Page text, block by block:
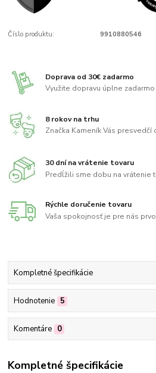
Číslo produktu: 9910880546
Doprava od 30€ zadarmo
Využite dopravu úplne zadarmo
8 rokov na trhu
Značka Kameník Vás presvedčí
30 dní na vrátenie tovaru
Predĺžili sme dobu na vrátenie
Rýchle doručenie tovaru
Vaša spokojnosť je pre nás
Kompletné špecifikácie
Hodnotenie 5
Komentáre 0
Kompletné špecifikácie